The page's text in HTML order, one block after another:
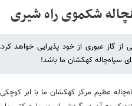
شکموی راه شیری
از گاز عبوری از خود پذیرایی خواهد
سیاه‌چاله کهکشان ما باشد!
عظیم مرکز کهکشان ما با ابر کوچکی